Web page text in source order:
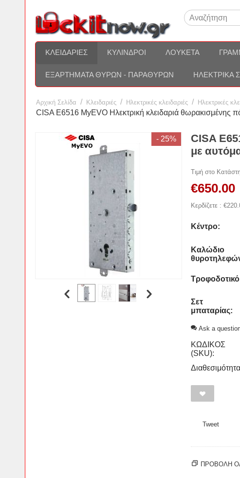
ΚΛΕΙΔΑΡΙΈΣ ΚΎΛΙΝΔΡΟΙ ΛΟΥΚΈΤΑ
ΕΞΑΡΤΉΜΑΤΑ ΘΥΡΏΝ - ΠΑΡΑΘΎΡΩΝ ΗΛΕΚΤΡΙΚΆ
Αρχική Σελίδα / Κλειδαριές / Ηλεκτρικές κλειδαριές / Hλεκτρικές
CISA E6516 MyEVO Ηλεκτρική κλειδαριά θωρακισμένης
- 25%
CISA
με
Τιμή στο
€650.00
Κερδίζετε : €
Κέντρο:
Καλώδιο
Σετ
μπαταρίας:
Ask a
ΚΩΔΙΚΟΣ
(SKU):
Tweet
ΠΡΟΒΟΛΗ